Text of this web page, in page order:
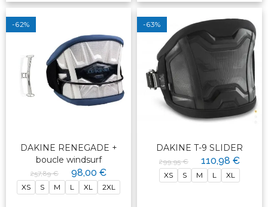
-62%
DAKINE RENEGADE +
boucle windsurf
257,89 € 98,00 €
XS S M L XL 2XL
-63%
DAKINE T-9 SLIDER
299,95 € 110,98 €
XS S M L XL